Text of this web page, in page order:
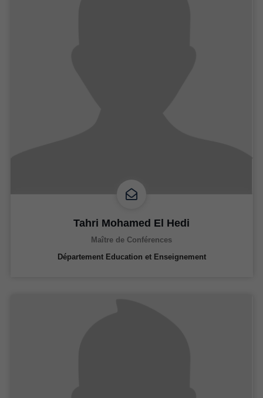
Tahri Mohamed El Hedi
Maître de Conférences
Département Education et Enseignement